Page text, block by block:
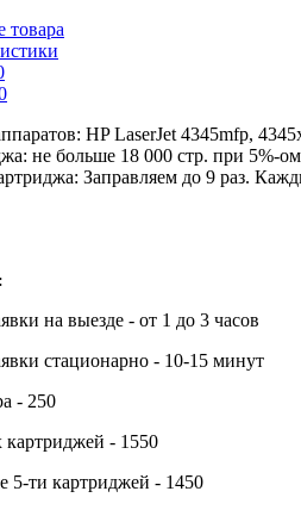
товара
HP LaserJet 4345mfp,
не больше 18 000 стр. при 5%-
Заправляем до 9 раз.
на выезде - от 1 до 3 часов
стационарно - 10-15 минут
- 250
картриджей - 1550
5-ти картриджей - 1450